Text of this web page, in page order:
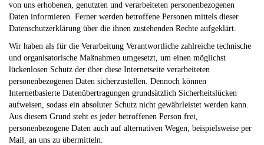
von uns erhobenen, genutzten und verarbeiteten personenbezogenen
Daten informieren. Ferner werden betroffene Personen mittels dieser
Datenschutzerklärung über die ihnen zustehenden Rechte aufgeklärt.
Wir haben als für die Verarbeitung Verantwortliche zahlreiche technische
und organisatorische Maßnahmen umgesetzt, um einen möglichst
lückenlosen Schutz der über diese Internetseite verarbeiteten
personenbezogenen Daten sicherzustellen. Dennoch können
Internetbasierte Datenübertragungen grundsätzlich Sicherheitslücken
aufweisen, sodass ein absoluter Schutz nicht gewährleistet werden kann.
Aus diesem Grund steht es jeder betroffenen Person frei,
personenbezogene Daten auch auf alternativen Wegen, beispielsweise per
Mail, an uns zu übermitteln.